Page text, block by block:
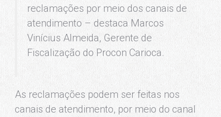
reclamações por meio dos canais de
atendimento – destaca Marcos
Vinícius Almeida, Gerente de
Fiscalização do Procon Carioca.
As reclamações podem ser feitas nos
canais de atendimento, por meio do canal